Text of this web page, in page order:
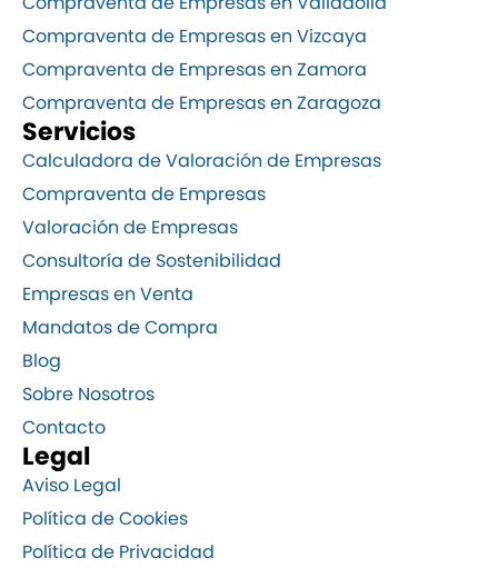
Compraventa de Empresas en Vizcaya
Compraventa de Empresas en Zamora
Compraventa de Empresas en Zaragoza
Servicios
Calculadora de Valoración de Empresas
Compraventa de Empresas
Valoración de Empresas
Consultoría de Sostenibilidad
Empresas en Venta
Mandatos de Compra
Blog
Sobre Nosotros
Contacto
Legal
Aviso Legal
Política de Cookies
Política de Privacidad